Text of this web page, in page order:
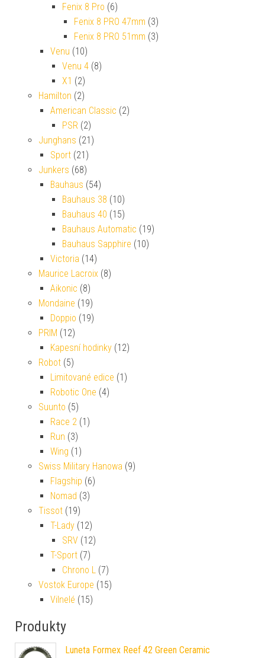
Fenix 8 Pro (6)
Fenix 8 PRO 47mm (3)
Fenix 8 PRO 51mm (3)
Venu (10)
Venu 4 (8)
X1 (2)
Hamilton (2)
American Classic (2)
PSR (2)
Junghans (21)
Sport (21)
Junkers (68)
Bauhaus (54)
Bauhaus 38 (10)
Bauhaus 40 (15)
Bauhaus Automatic (19)
Bauhaus Sapphire (10)
Victoria (14)
Maurice Lacroix (8)
Aikonic (8)
Mondaine (19)
Doppio (19)
PRIM (12)
Kapesní hodinky (12)
Robot (5)
Limitované edice (1)
Robotic One (4)
Suunto (5)
Race 2 (1)
Run (3)
Wing (1)
Swiss Military Hanowa (9)
Flagship (6)
Nomad (3)
Tissot (19)
T-Lady (12)
SRV (12)
T-Sport (7)
Chrono L (7)
Vostok Europe (15)
Vilnelé (15)
Produkty
Luneta Formex Reef 42 Green Ceramic